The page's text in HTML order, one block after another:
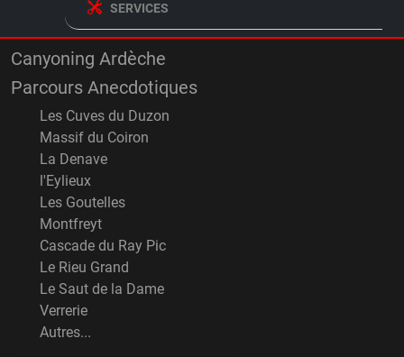
SERVICES
Canyoning Ardèche
Parcours Anecdotiques
Les Cuves du Duzon
Massif du Coiron
La Denave
l'Eylieux
Les Goutelles
Montfreyt
Cascade du Ray Pic
Le Rieu Grand
Le Saut de la Dame
Verrerie
Autres...